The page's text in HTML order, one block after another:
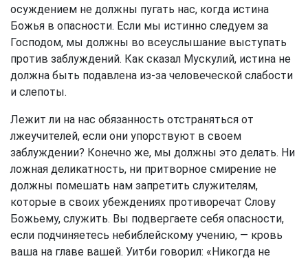
осуждением не должны пугать нас, когда истина
Божья в опасности. Если мы истинно следуем за
Господом, мы должны во всеуслышание выступать
против заблуждений. Как сказал Мускулий, истина не
должна быть подавлена из-за человеческой слабости
и слепоты.
Лежит ли на нас обязанность отстраняться от
лжеучителей, если они упорствуют в своем
заблуждении? Конечно же, мы должны это делать. Ни
ложная деликатность, ни притворное смирение не
должны помешать нам запретить служителям,
которые в своих убеждениях противоречат Слову
Божьему, служить. Вы подвергаете себя опасности,
если подчиняетесь небиблейскому учению, — кровь
ваша на главе вашей. Уитби говорил: «Никогда не